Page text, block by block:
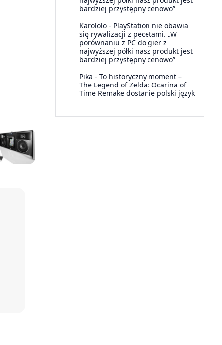
bardziej przystępny cenowo”
Karololo - PlayStation nie obawia
się rywalizacji z pecetami. „W
porównaniu z PC do gier z
najwyższej półki nasz produkt jest
bardziej przystępny cenowo”
Pika - To historyczny moment –
The Legend of Zelda: Ocarina of
Time Remake dostanie polski język